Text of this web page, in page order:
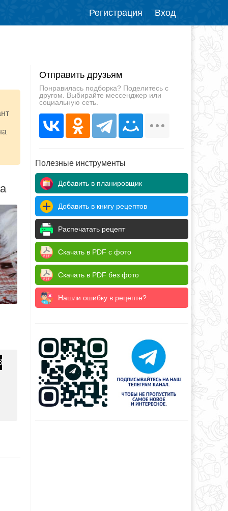
Регистрация Вход
Отправить друзьям
Понравилась подборка? Поделитесь с
другом. Выбирайте мессенджер или
социальную сеть.
Полезные инструменты
Добавить в планировщик
Добавить в книгу рецептов
Распечатать рецепт
Скачать в PDF с фото
Скачать в PDF без фото
Нашли ошибку в рецепте?